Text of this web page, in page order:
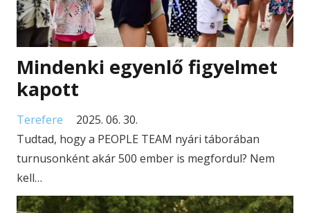
Mindenki egyenlő figyelmet
kapott
Terefere
2025. 06. 30.
Tudtad, hogy a PEOPLE TEAM nyári táborában
turnusonként akár 500 ember is megfordul? Nem
kell…